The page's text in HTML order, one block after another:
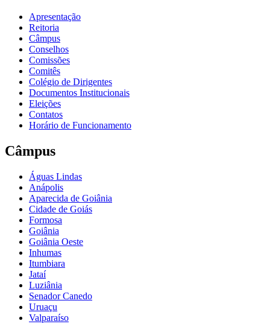
Apresentação
Reitoria
Câmpus
Conselhos
Comissões
Comitês
Colégio de Dirigentes
Documentos Institucionais
Eleições
Contatos
Horário de Funcionamento
Câmpus
Águas Lindas
Anápolis
Aparecida de Goiânia
Cidade de Goiás
Formosa
Goiânia
Goiânia Oeste
Inhumas
Itumbiara
Jataí
Luziânia
Senador Canedo
Uruaçu
Valparaíso